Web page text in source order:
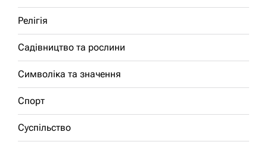
Релігія
Садівництво та рослини
Символіка та значення
Спорт
Суспільство